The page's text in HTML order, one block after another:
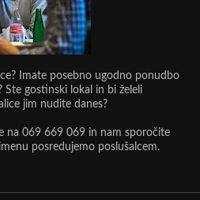
Imate posebno ugodno ponudbo
Ste gostinski lokal in bi želeli
jim nudite danes?
na 069 669 069 in nam sporočite
posredujemo poslušalcem.